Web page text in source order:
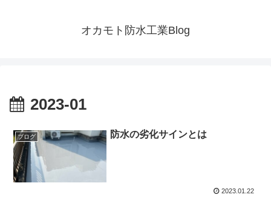
オカモト防水工業Blog
2023-01
ブログ 防水の劣化サインとは
2023.01.22